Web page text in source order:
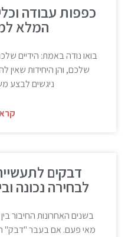
כפפות עבודה
המלא
בואו נודה באמת: הידיים
שלכם, והן היחידות שאין
ניגשים לבצע
דבקים
לבחירה נכונה
בשנים האחרונות החיבור
מאי פעם. אם בעבר "דבק"